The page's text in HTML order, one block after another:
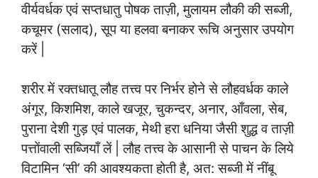
वीर्यवर्धक एवं सप्तधातु पोषक ताज़ी, मुलायम लौकी की सब्जी,
कचूमर (सलाद), सूप या हलवा बनाकर रूचि अनुसार उपयोग
करें |
शरीर में रक्तधातू लौह तत्त्व पर निर्भर होने से लौहवर्धक काले
अंगूर, किशमिश, काले खजूर, चुकन्दर, अनार, आँवला, सेब,
पुराना देशी गुड़ एवं पालक, मेथी हरा धनिया जैसी शुद्ध व ताज़ी
पत्तोंवाली सब्जियाँ लें | लौह तत्त्व के आसानी से पाचन के लिये
विटामिन ‘सी’ की आवश्यकता होती है, अत: सब्जी में नींबू